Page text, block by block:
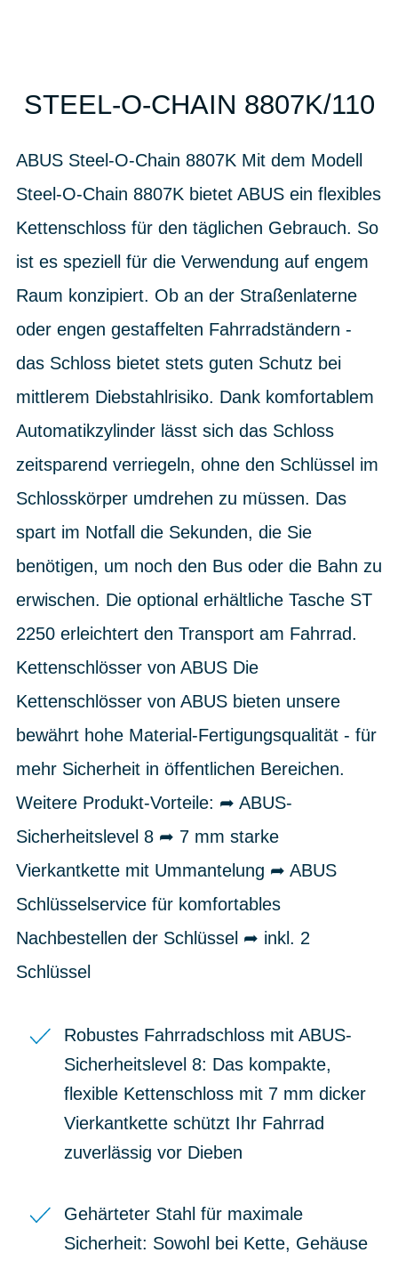
STEEL-O-CHAIN 8807K/110
ABUS Steel-O-Chain 8807K Mit dem Modell
Steel-O-Chain 8807K bietet ABUS ein flexibles
Kettenschloss für den täglichen Gebrauch. So
ist es speziell für die Verwendung auf engem
Raum konzipiert. Ob an der Straßenlaterne
oder engen gestaffelten Fahrradständern -
das Schloss bietet stets guten Schutz bei
mittlerem Diebstahlrisiko. Dank komfortablem
Automatikzylinder lässt sich das Schloss
zeitsparend verriegeln, ohne den Schlüssel im
Schlosskörper umdrehen zu müssen. Das
spart im Notfall die Sekunden, die Sie
benötigen, um noch den Bus oder die Bahn zu
erwischen. Die optional erhältliche Tasche ST
2250 erleichtert den Transport am Fahrrad.
Kettenschlösser von ABUS Die
Kettenschlösser von ABUS bieten unsere
bewährt hohe Material-Fertigungsqualität - für
mehr Sicherheit in öffentlichen Bereichen.
Weitere Produkt-Vorteile: ➦ ABUS-
Sicherheitslevel 8 ➦ 7 mm starke
Vierkantkette mit Ummantelung ➦ ABUS
Schlüsselservice für komfortables
Nachbestellen der Schlüssel ➦ inkl. 2
Schlüssel
Robustes Fahrradschloss mit ABUS-
Sicherheitslevel 8: Das kompakte,
flexible Kettenschloss mit 7 mm dicker
Vierkantkette schützt Ihr Fahrrad
zuverlässig vor Dieben
Gehärteter Stahl für maximale
Sicherheit: Sowohl bei Kette, Gehäuse